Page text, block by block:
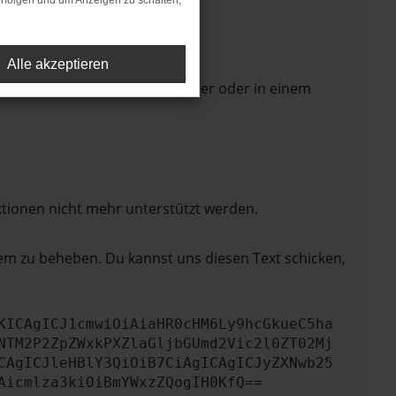
in einem anderen Browser oder in einem
nicht mehr unterstützt werden.
zu beheben. Du kannst uns diesen Text schicken,
Alle akzeptieren